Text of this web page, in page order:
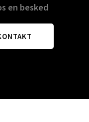
en besked